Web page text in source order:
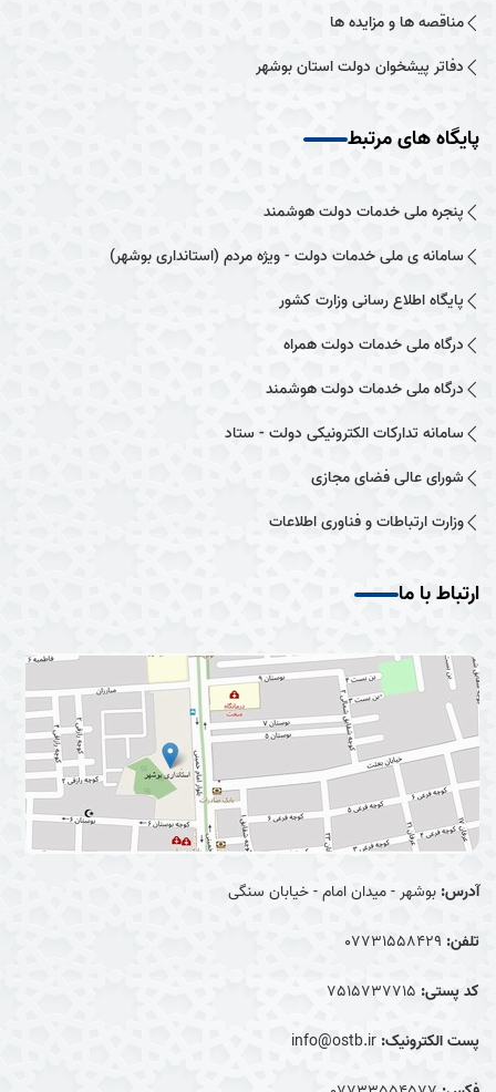
مناقصه ها و مزایده ها
دفاتر پیشخوان دولت استان بوشهر
پایگاه های مرتبط
پنجره ملی خدمات دولت هوشمند
سامانه ی ملی خدمات دولت - ویژه مردم (استانداری بوشهر)
پایگاه اطلاع رسانی وزارت کشور
درگاه ملی خدمات دولت همراه
درگاه ملی خدمات دولت هوشمند
سامانه تدارکات الکترونیکی دولت - ستاد
شورای عالی فضای مجازی
وزارت ارتباطات و فناوری اطلاعات
ارتباط با ما
آدرس: بوشهر - میدان امام - خیابان سنگی
تلفن: 07731558429
کد پستی: 7515737715
پست الکترونیک: info@ostb.ir